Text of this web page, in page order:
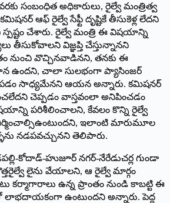
సంబంధిత అధికారులు, రైల్వే మంత్రిత్వ
ఆఫ్‌ ‌రైల్వే సేఫ్టీ దృష్టికే తీసుకెళ్ల లేదని
చేశారు. రైల్వే మంత్రి ఈ విషయాన్ని
తీసుకోవాలని విజ్ఞప్తి చేస్తున్నానని
నుంచి వొచ్చినవాడినని, తనకు ఈ
ఉందని, చాలా సులభంగా ప్యాసింజర్‌
సాధ్యమేనని ఆయన అన్నారు. కమిషనర్‌
చెప్పడం వాస్తవంలా అనిపించడం
పరిశీలించాలని, కేవలం కొన్ని రైల్వే
ఇలాంటి మారుమూల
నడపవచ్చునని తెలిపారు.
కోదాడ్‌-‌హుజూర్‌ ‌నగర్‌-‌నేరేడుచర్ల గుండా
లైను వేయాలని, ఆ రైల్వే మార్గం
కర్మాగారాలు ఉన్న ప్రాంతం నుండి కాబట్టి ఈ
లాభదాయకంగా ఉంటుందని అన్నారు. పెద్ద